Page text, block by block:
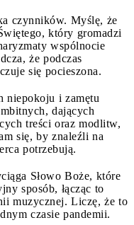
czynników. Myślę, że
który gromadzi
wspólnocie
że podczas
się pocieszona.
niepokoju i zamętu
dających
treści oraz modlitw,
się, by znaleźli na
potrzebują.
Słowo Boże, które
sposób, łącząc to
muzycznej. Liczę, że to
czasie pandemii.